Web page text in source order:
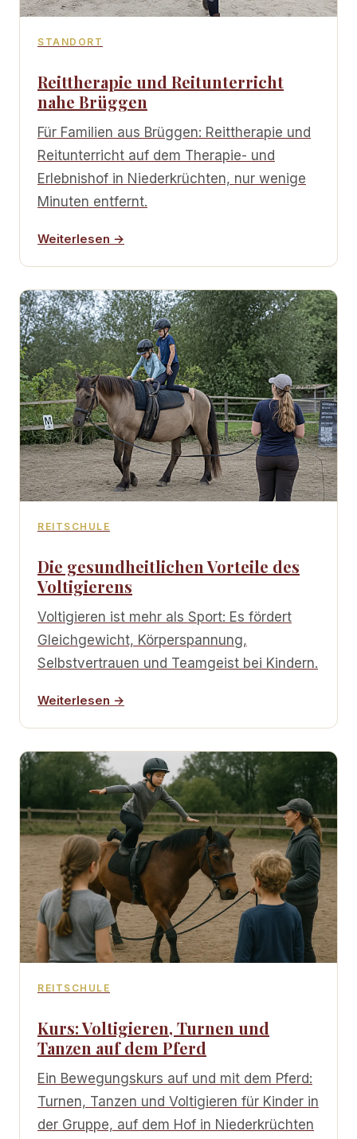
STANDORT
Reittherapie und Reitunterricht
nahe Brüggen
Für Familien aus Brüggen: Reittherapie und
Reitunterricht auf dem Therapie- und
Erlebnishof in Niederkrüchten, nur wenige
Minuten entfernt.
Weiterlesen →
REITSCHULE
Die gesundheitlichen Vorteile des
Voltigierens
Voltigieren ist mehr als Sport: Es fördert
Gleichgewicht, Körperspannung,
Selbstvertrauen und Teamgeist bei Kindern.
Weiterlesen →
REITSCHULE
Kurs: Voltigieren, Turnen und
Tanzen auf dem Pferd
Ein Bewegungskurs auf und mit dem Pferd:
Turnen, Tanzen und Voltigieren für Kinder in
der Gruppe, auf dem Hof in Niederkrüchten